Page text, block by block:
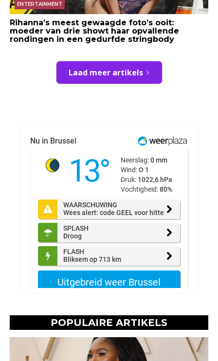
ENTERTAINMENT
Rihanna’s meest gewaagde foto’s ooit:
moeder van drie showt haar opvallende
rondingen in een gedurfde stringbody
Laad meer artikels
POPULAIRE ARTIKELS